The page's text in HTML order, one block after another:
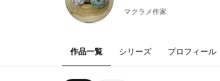
マクラメ作家
作品一覧 シリーズ プロフィール